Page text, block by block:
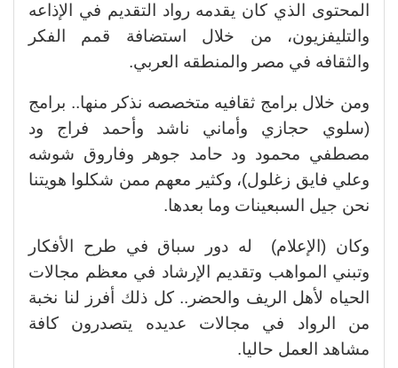
المحتوى الذي كان يقدمه رواد التقديم في الإذاعه
والتليفزيون، من خلال استضافة قمم الفكر
والثقافه في مصر والمنطقه العربي.
ومن خلال برامج ثقافيه متخصصه نذكر منها.. برامج
(سلوي حجازي وأماني ناشد وأحمد فراج ود
مصطفي محمود ود حامد جوهر وفاروق شوشه
وعلي فايق زغلول)، وكثير معهم ممن شكلوا هويتنا
نحن جيل السبعينات وما بعدها.
وكان (الإعلام) له دور سباق في طرح الأفكار
وتبني المواهب وتقديم الإرشاد في معظم مجالات
الحياه لأهل الريف والحضر.. كل ذلك أفرز لنا نخبة
من الرواد في مجالات عديده يتصدرون كافة
مشاهد العمل حاليا.